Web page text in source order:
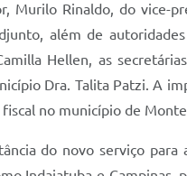
Rinaldo, do vice-
além de
Hellen, as
Dra. Talita Patzi. A
fiscal no município de
do novo serviço para